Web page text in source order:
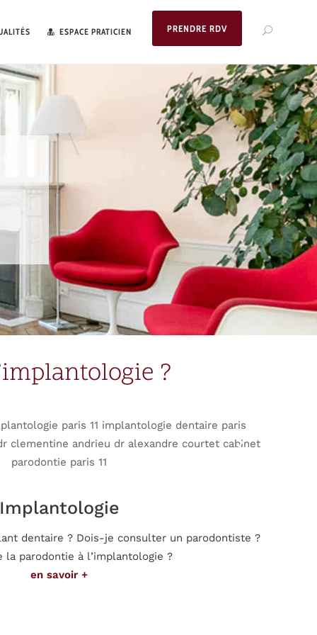
PRENDRE RDV
ESPACE PRATICIEN
?
dentaire ? Dois-je consulter un parodontiste ?
la parodontie à l’implantologie ?
en savoir +